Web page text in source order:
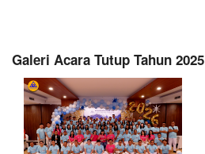
Galeri Acara Tutup Tahun 2025